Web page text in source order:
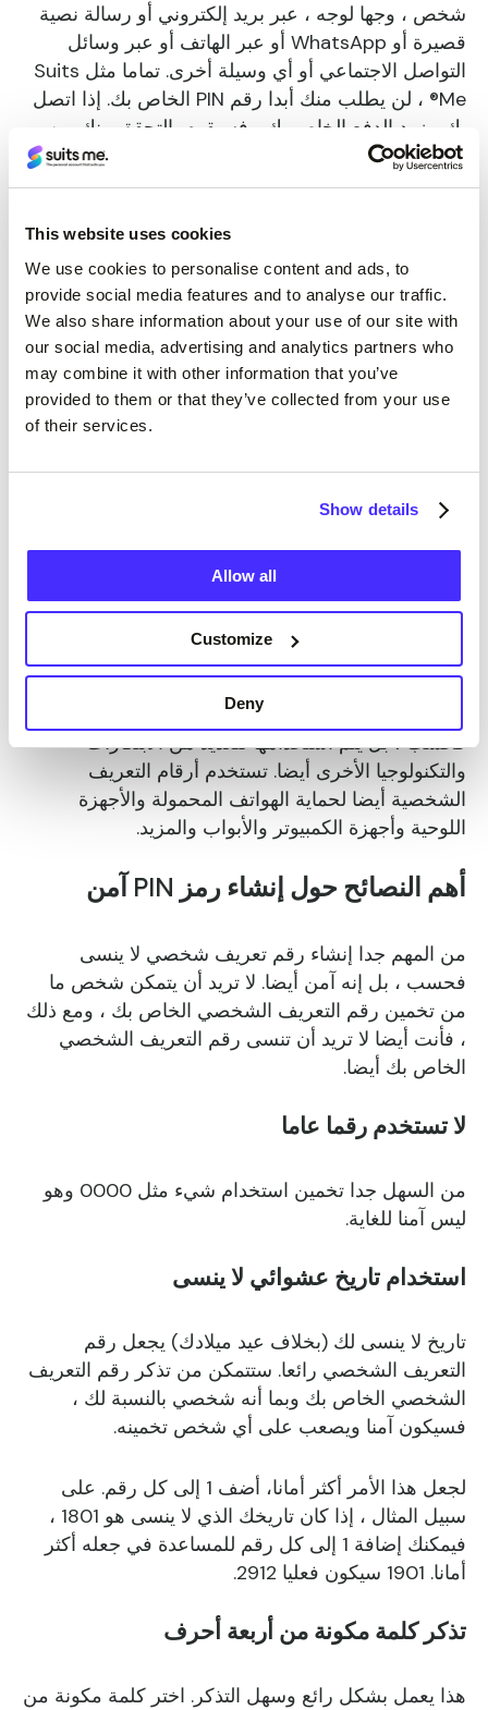
This website uses cookies
We use cookies to personalise content and ads, to
provide social media features and to analyse our traffic.
We also share information about your use of our site with
our social media, advertising and analytics partners who
may combine it with other information that you’ve
provided to them or that they’ve collected from your use
of their services.
Show details
Allow all
Customize
Deny
شخص ، وجها لوجه ، عبر بريد إلكتروني أو رسالة نصية
قصيرة أو WhatsApp أو عبر الهاتف أو عبر وسائل
التواصل الاجتماعي أو أي وسيلة أخرى. تماما مثل Suits
Me® ، لن يطلب منك أبدا رقم PIN الخاص بك. إذا اتصل
بك مزود الدفع الخاص بك ، فسيقوم بالتحقق منك من
خلال وسائل وأسئلة أمان أخرى.
عندما تقوم بإدخال رقم التعريف الشخصي الخاص بك ،
سواء كان ذلك في ماكينة الصراف الآلي أو في متجر أو
مطعم ، تذكر دائما استخدام يد واحدة لإدخال رقم
التعريف الشخصي الخاص بك واليد الأخرى لتغطية لوحة
المفاتيح حتى لا يتمكن أي شخص من رؤية أرقام PIN
التي تدخلها. حتى إذا كنت تعتقد أن شخصا ما قد لا يبحث
الصراف الآلي لمشاهدتك تدخل رقم التعريف الشخصي
الخاص بك. تذكر دائما التحقق من جهاز الصراف الآلي
لا تقتصر أرقام التعريف الشخصية على البطاقات
فحسب ، بل يتم استخدامها للعديد من الابتكارات
والتكنولوجيا الأخرى أيضا. تستخدم أرقام التعريف
الشخصية أيضا لحماية الهواتف المحمولة والأجهزة
اللوحية وأجهزة الكمبيوتر والأبواب والمزيد.
أهم النصائح حول إنشاء رمز PIN آمن
من المهم جدا إنشاء رقم تعريف شخصي لا ينسى
فحسب ، بل إنه آمن أيضا. لا تريد أن يتمكن شخص ما
من تخمين رقم التعريف الشخصي الخاص بك ، ومع ذلك
، فأنت أيضا لا تريد أن تنسى رقم التعريف الشخصي
الخاص بك أيضا.
لا تستخدم رقما عاما
من السهل جدا تخمين استخدام شيء مثل 0000 وهو
ليس آمنا للغاية.
استخدام تاريخ عشوائي لا ينسى
تاريخ لا ينسى لك (بخلاف عيد ميلادك) يجعل رقم
التعريف الشخصي رائعا. ستتمكن من تذكر رقم التعريف
الشخصي الخاص بك وبما أنه شخصي بالنسبة لك ،
فسيكون آمنا ويصعب على أي شخص تخمينه.
لجعل هذا الأمر أكثر أمانا، أضف 1 إلى كل رقم. على
سبيل المثال ، إذا كان تاريخك الذي لا ينسى هو 1801 ،
فيمكنك إضافة 1 إلى كل رقم للمساعدة في جعله أكثر
أمانا. 1901 سيكون فعليا 2912.
تذكر كلمة مكونة من أربعة أحرف
هذا يعمل بشكل رائع وسهل التذكر. اختر كلمة مكونة من